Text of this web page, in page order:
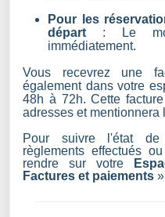
Pour les
départ : Le
immédiatement.
Vous recevrez une
également dans votre
48h à 72h. Cette
adresses et mentionnera
Pour suivre l'état
règlements effectués
rendre sur votre
Factures et paiements